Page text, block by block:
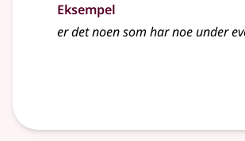
Eksempel
er det noen som har noe under